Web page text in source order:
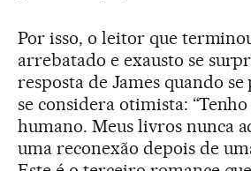
Por isso, o leitor que
arrebatado e exausto se
resposta de James quando
se considera otimista:
humano. Meus livros nunca
uma reconexão depois de